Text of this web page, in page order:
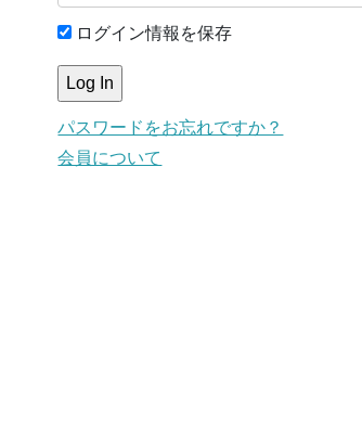
ログイン情報を保存
パスワードをお忘れですか？
会員について